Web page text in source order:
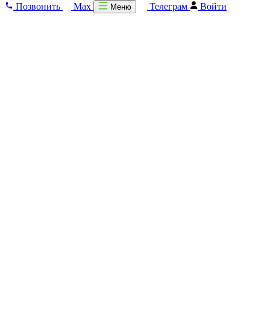
Позвонить
Max Меню Телеграм Войти